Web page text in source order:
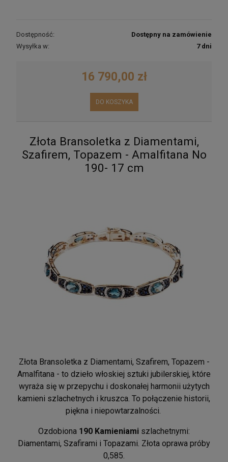
Dostępność:
Dostępny na zamówienie
Wysyłka w:
7 dni
16 790,00 zł
DO KOSZYKA
Złota Bransoletka z Diamentami,
Szafirem, Topazem - Amalfitana No
190- 17 cm
Złota Bransoletka z Diamentami, Szafirem, Topazem -
Amalfitana - to dzieło włoskiej sztuki jubilerskiej, które
wyraża się w przepychu i doskonałej harmonii użytych
kamieni szlachetnych i kruszca. To połączenie historii,
piękna i niepowtarzalności.
Ozdobiona 190 Kamieniami szlachetnymi:
Diamentami, Szafirami i Topazami. Złota oprawa próby
0,585.